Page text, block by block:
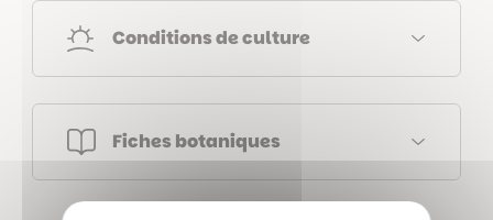
Conditions de culture
Fiches botaniques